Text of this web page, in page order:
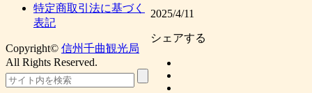
2025/4/11
シェアする
特定商取引法に基づく
表記
Copyright© 信州千曲観光局
All Rights Reserved.